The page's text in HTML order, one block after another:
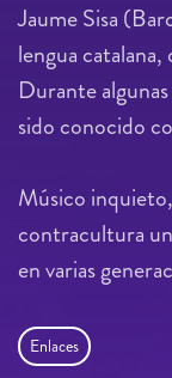
Jaume Sisa
lengua
Durante
sido conocido
Músico
contracultura
en varias
Enlaces